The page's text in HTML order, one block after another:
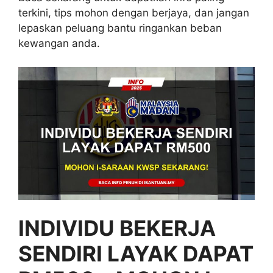
terkini, tips mohon dengan berjaya, dan jangan
lepaskan peluang bantu ringankan beban
kewangan anda.
INDIVIDU BEKERJA
SENDIRI LAYAK DAPAT